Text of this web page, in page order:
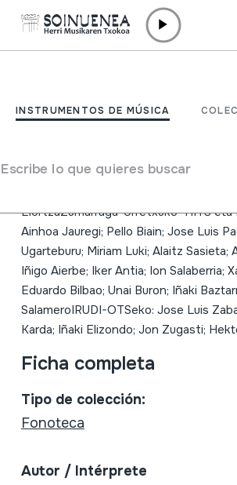
INSTRUMENTOS DE MÚSICA
Escribe lo que quieres buscar
Autor
ElortzaZumarraga-Urretxuko "HITS eta
Ainhoa Jauregi; Pello Biain; Jose Luis
Ugarteburu; Miriam Luki; Alaitz Sasieta;
Iñigo Aierbe; Iker Antia; Ion Salaberria;
Eduardo Bilbao; Unai Buron; Iñaki
SalameroIRUDI-OTSeko: Jose Luis
Karda; Iñaki Elizondo; Jon Zugasti;
Ficha completa
Tipo de colección:
Fonoteca
Autor / Intérprete